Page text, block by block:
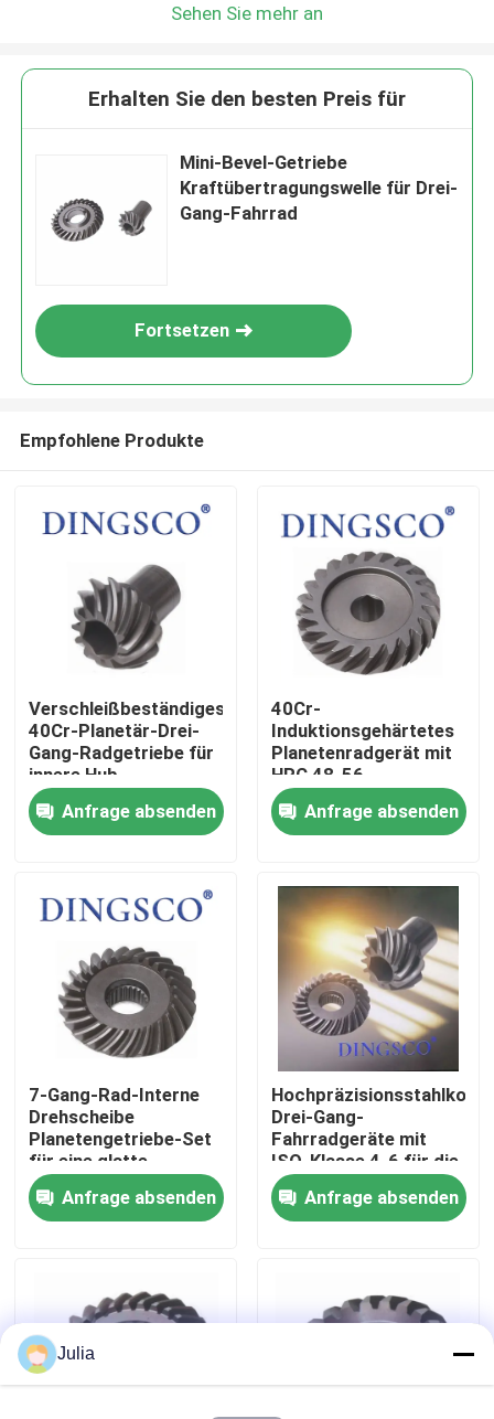
Zu Hause
Videos
Über uns
Werksbesichtigung
Qualitätskontrolle
Kontakt mit uns
Fälle
Sehen Sie mehr an
Erhalten Sie den besten Preis für
Mini-Bevel-Getriebe
Kraftübertragungswelle für Drei-
Gang-Fahrrad
Fortsetzen
Empfohlene Produkte
Verschleißbeständiges
40Cr-Planetär-Drei-
Gang-Radgetriebe für
innere Hub-
Verlagerungssysteme
Anfrage absenden
40Cr-
Induktionsgehärtetes
Planetenradgerät mit
HRC 48-56
Verschleißfestigkeit
Anfrage absenden
7-Gang-Rad-Interne
Drehscheibe
Planetengetriebe-Set
für eine glatte
Getriebewechselübertragung
Anfrage absenden
Drei-Gang-
Fahrradgeräte mit
ISO-Klasse 4-6 für die
industrielle Fertigung
Anfrage absenden
Julia